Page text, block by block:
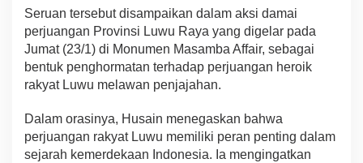
Seruan tersebut disampaikan dalam aksi damai
perjuangan Provinsi Luwu Raya yang digelar pada
Jumat (23/1) di Monumen Masamba Affair, sebagai
bentuk penghormatan terhadap perjuangan heroik
rakyat Luwu melawan penjajahan.
Dalam orasinya, Husain menegaskan bahwa
perjuangan rakyat Luwu memiliki peran penting dalam
sejarah kemerdekaan Indonesia. Ia mengingatkan